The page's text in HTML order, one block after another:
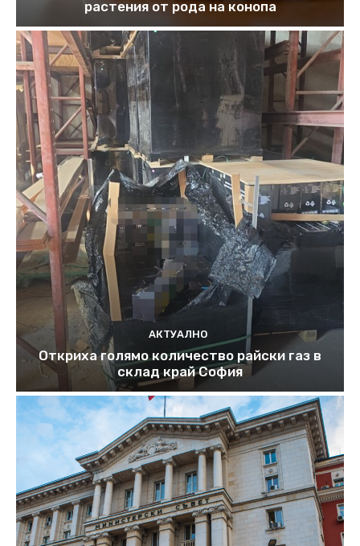
растения от рода на конопа
АКТУАЛНО
Откриха голямо количество райски газ в
склад край София